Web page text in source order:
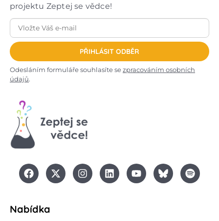
projektu Zeptej se vědce!
PŘIHLÁSIT ODBĚR
Odesláním formuláře souhlasíte sezpracováním osobních
údajů.
Nabídka